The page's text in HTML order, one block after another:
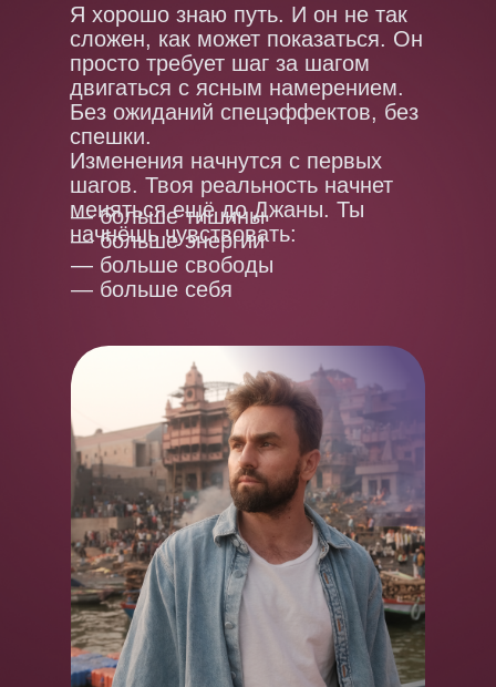
— больше тишины
— больше энергии
— больше свободы
— больше себя
Я хорошо знаю путь. И он не так
сложен, как может показаться. Он
просто требует шаг за шагом
двигаться с ясным намерением.
Без ожиданий спецэффектов, без
спешки.
Изменения начнутся с первых
шагов. Твоя реальность начнет
меняться ещё до Джаны. Ты
начнёшь чувствовать: